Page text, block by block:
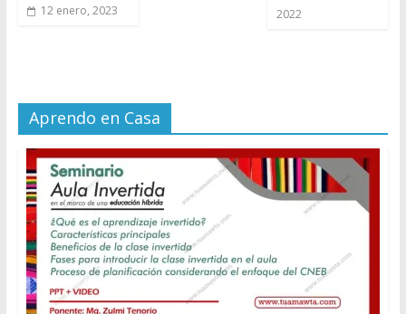
12 enero, 2023
2022
Aprendo en Casa